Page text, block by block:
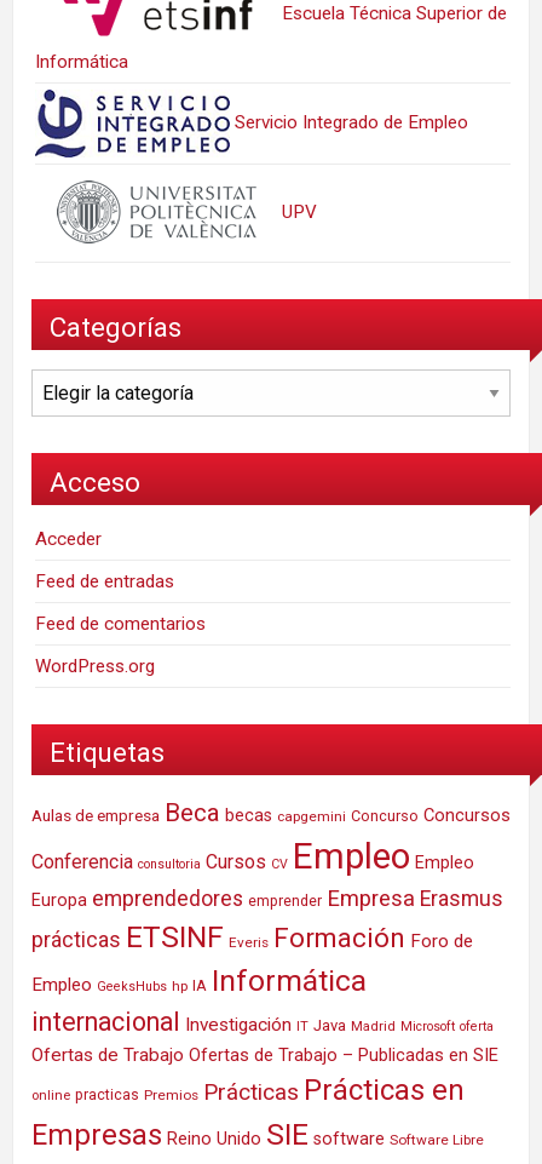
Escuela Técnica Superior de
Informática
Servicio Integrado de Empleo
UPV
Categorías
Categorías
Acceso
Acceder
Feed de entradas
Feed de comentarios
WordPress.org
Etiquetas
Aulas de empresa Beca becas capgemini Concurso Concursos
Conferencia consultoria Cursos CV Empleo Empleo
Europa emprendedores emprender Empresa Erasmus
prácticas ETSINF Everis Formación Foro de
Empleo GeeksHubs hp IA Informática
internacional Investigación IT Java Madrid Microsoft oferta
Ofertas de Trabajo Ofertas de Trabajo – Publicadas en SIE
online practicas Premios Prácticas Prácticas en
Empresas Reino Unido SIE software Software Libre